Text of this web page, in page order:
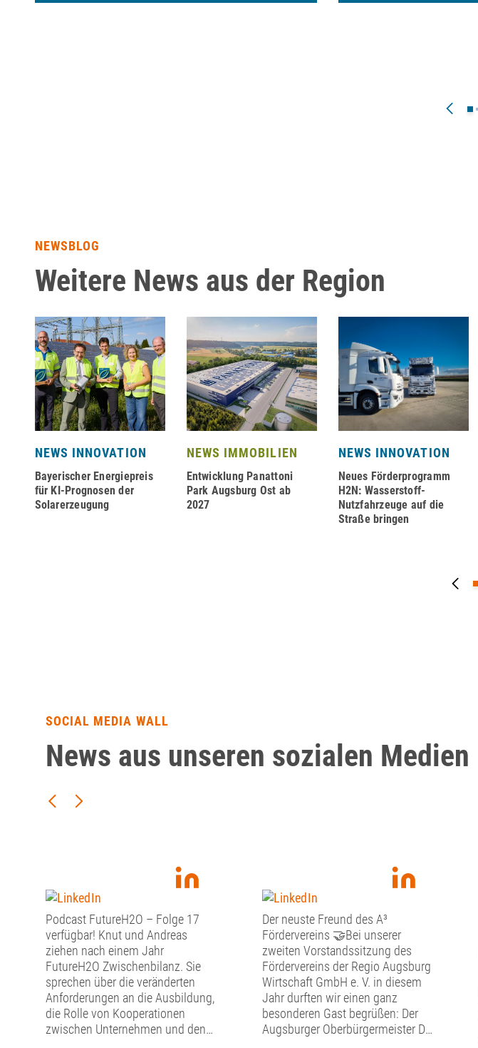
NEWSBLOG
Weitere News aus der Region
NEWS INNOVATION
Bayerischer Energiepreis
für KI-Prognosen der
Solarerzeugung
NEWS IMMOBILIEN
Entwicklung Panattoni
Park Augsburg Ost ab
2027
NEWS INNOVATION
Neues Förderprogramm
H2N: Wasserstoff-
Nutzfahrzeuge auf die
Straße bringen
SOCIAL MEDIA WALL
News aus unseren sozialen Medien
Podcast FutureH2O – Folge 17
verfügbar! Knut und Andreas
ziehen nach einem Jahr
FutureH2O Zwischenbilanz. Sie
sprechen über die veränderten
Anforderungen an die Ausbildung,
die Rolle von Kooperationen
zwischen Unternehmen und den
Der neuste Freund des A³
Fördervereins 🤝Bei unserer
zweiten Vorstandssitzung des
Fördervereins der Regio Augsburg
Wirtschaft GmbH e. V. in diesem
Jahr durften wir einen ganz
besonderen Gast begrüßen: Der
Augsburger Oberbürgermeister Dr.